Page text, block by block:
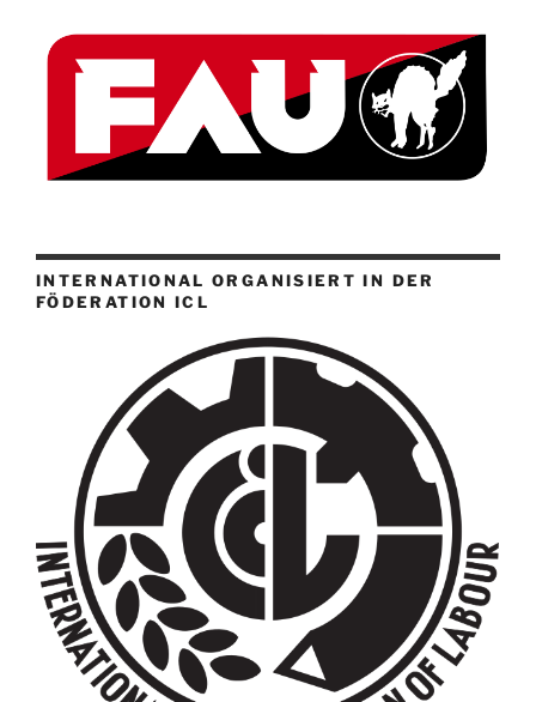
INTERNATIONAL ORGANISIERT IN DER
FÖDERATION ICL